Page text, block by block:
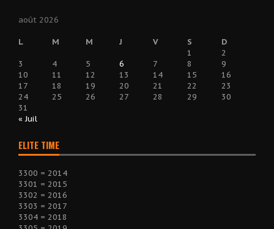
août 2026
L M M J V S
D
1
2
3
4 5 6 7 8
9
10
11 12 13 14 15
16
17
18 19 20 21 22
23
24
25 26 27 28 29
30
31
« Juil
ELITE TIME
3300 = 2014
3301 = 2015
3302 = 2016
3303 = 2017
3304 = 2018